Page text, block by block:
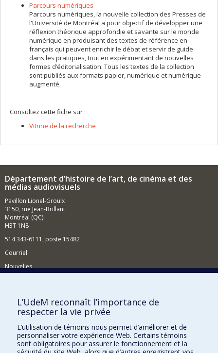
Parcours numériques
Parcours numériques, la nouvelle collection des Presses de
l'Université de Montréal a pour objectif de développer une
réflexion théorique approfondie et savante sur le monde
numérique en produisant des textes de référence en
français qui peuvent enrichir le débat et servir de guide
dans les pratiques, tout en expérimentant de nouvelles
formes d’éditorialisation. Tous les textes de la collection
sont publiés aux formats papier, numérique et numérique
augmenté.
Consultez cette fiche sur :
Vitrine de la recherche
Département d’histoire de l’art, de cinéma et des
médias audiovisuels
Pavillon Lionel-Groulx
3150, rue Jean-Brillant
Montréal (QC)
H3T 1N8
514 343-6111, poste 15482
Courriel
Nouvelles
Comment soutenir le Département?
BESOIN D'AIDE?
Plan du site
Signaler une erreur
L’UdeM reconnaît l’importance de
respecter la vie privée
L’utilisation de témoins nous permet d’améliorer et de
personnaliser votre expérience Web. Certains témoins
sont obligatoires pour assurer le fonctionnement et la